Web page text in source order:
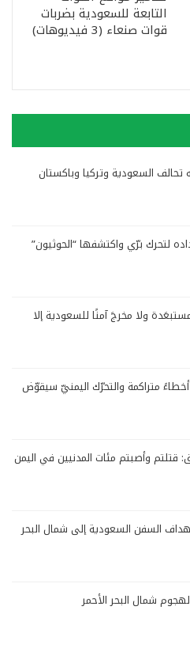
التابعة للسعودية بضربات
قوات صنعاء (3 فيديوهات)
السعودية وتركيا وباكستان
لتحرك برّي واكتشفها “الحوثيون”
ولا مخرجَ آمنًا للسعودية إلا
متراكمة والتحرّك اليمنيّ سيقوّض
قتلتم وأصبتم مئات المدنيين في اليمن
السفن السعودية إلى شمال البحر
شمال البحر الأحمر